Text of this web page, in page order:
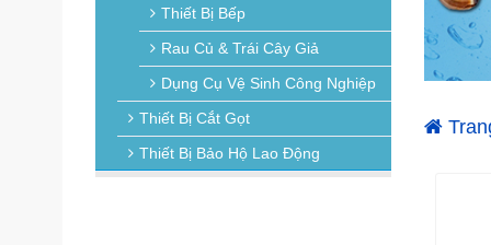
Thiết Bị Bếp
Rau Củ & Trái Cây Giả
Dụng Cụ Vệ Sinh Công Nghiệp
Thiết Bị Cắt Gọt
Thiết Bị Bảo Hộ Lao Động